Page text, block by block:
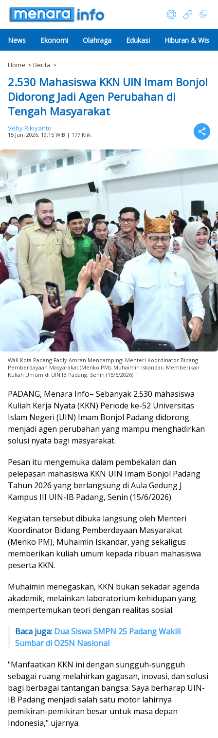
News Ekonomi Olahraga Edukasi Hiburan &
Home Berita
2.530 Mahasiswa KKN UIN Imam Bonjol
Didorong Jadi Agen Perubahan di
Tengah Masyarakat
Veby Rikiyanto
15 Juni 2026, 19:15 WIB | 177 Klik
Wali Kota Padang Fadly Amran Mendampingi Menteri Koordinator Bidang
Pemberdayaan Masyarakat (Menko PM), Muhaimin Iskandar, Memberikan
Kuliah Umum di UIN IB Padang, Senin (15/6/2026)
PADANG, Menara Info– Sebanyak 2.530 mahasiswa
Kuliah Kerja Nyata (KKN) Periode ke-52 Universitas
Islam Negeri (UIN) Imam Bonjol Padang didorong
menjadi agen perubahan yang mampu menghadirkan
solusi nyata bagi masyarakat.
Pesan itu mengemuka dalam pembekalan dan
pelepasan mahasiswa KKN UIN Imam Bonjol Padang
Tahun 2026 yang berlangsung di Aula Gedung J
Kampus III UIN-IB Padang, Senin (15/6/2026).
Kegiatan tersebut dibuka langsung oleh Menteri
Koordinator Bidang Pemberdayaan Masyarakat
(Menko PM), Muhaimin Iskandar, yang sekaligus
memberikan kuliah umum kepada ribuan mahasiswa
peserta KKN.
Muhaimin menegaskan, KKN bukan sekadar agenda
akademik, melainkan laboratorium kehidupan yang
mempertemukan teori dengan realitas sosial.
Baca juga: Dua Siswa SMPN 25 Padang Wakili
Sumbar di O2SN Nasional
"Manfaatkan KKN ini dengan sungguh-sungguh
sebagai ruang melahirkan gagasan, inovasi, dan solusi
bagi berbagai tantangan bangsa. Saya berharap UIN-
IB Padang menjadi salah satu motor lahirnya
pemikiran-pemikiran besar untuk masa depan
Indonesia," ujarnya.